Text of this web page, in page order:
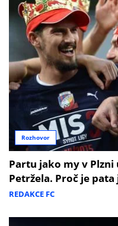
Rozhovor
Partu jako my v
Petržela. Proč je
REDAKCE FC